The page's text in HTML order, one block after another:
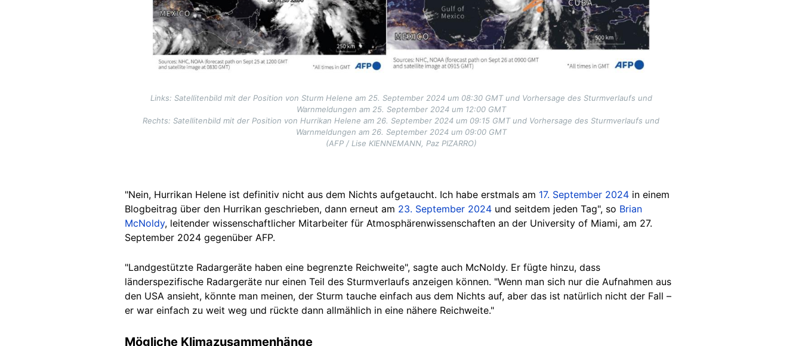
Links: Satellitenbild mit der Position von Sturm Helene am 25. September 2024 um 08:30 GMT und Vorhersage des Sturmverlaufs und
Warnmeldungen am 25. September 2024 um 12:00 GMT
Rechts: Satellitenbild mit der Position von Hurrikan Helene am 26. September 2024 um 09:15 GMT und Vorhersage des Sturmverlaufs und
Warnmeldungen am 26. September 2024 um 09:00 GMT
(AFP / Lise KIENNEMANN, Paz PIZARRO)
"Nein, Hurrikan Helene ist definitiv nicht aus dem Nichts aufgetaucht. Ich habe erstmals am 17. September 2024 in einem
Blogbeitrag über den Hurrikan geschrieben, dann erneut am 23. September 2024 und seitdem jeden Tag", so Brian
McNoldy, leitender wissenschaftlicher Mitarbeiter für Atmosphärenwissenschaften an der University of Miami, am 27.
September 2024 gegenüber AFP.
"Landgestützte Radargeräte haben eine begrenzte Reichweite", sagte auch McNoldy. Er fügte hinzu, dass
länderspezifische Radargeräte nur einen Teil des Sturmverlaufs anzeigen können. "Wenn man sich nur die Aufnahmen aus
den USA ansieht, könnte man meinen, der Sturm tauche einfach aus dem Nichts auf, aber das ist natürlich nicht der Fall –
er war einfach zu weit weg und rückte dann allmählich in eine nähere Reichweite."
Mögliche Klimazusammenhänge